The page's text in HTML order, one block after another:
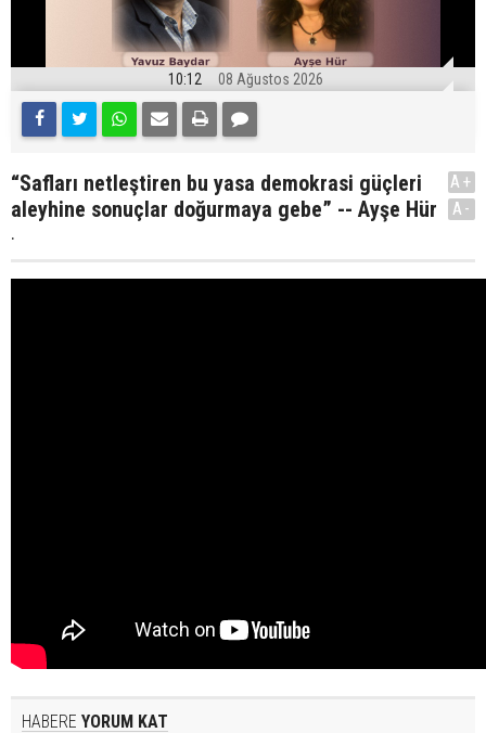
10:12 08 Ağustos 2026
“Safları netleştiren bu yasa demokrasi güçleri
aleyhine sonuçlar doğurmaya gebe” -- Ayşe Hür
.
A+
A-
HABERE YORUM KAT